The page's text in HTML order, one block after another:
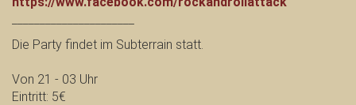
Die Party findet im Subterrain statt.
Von 21 - 03 Uhr
Eintritt: 5€